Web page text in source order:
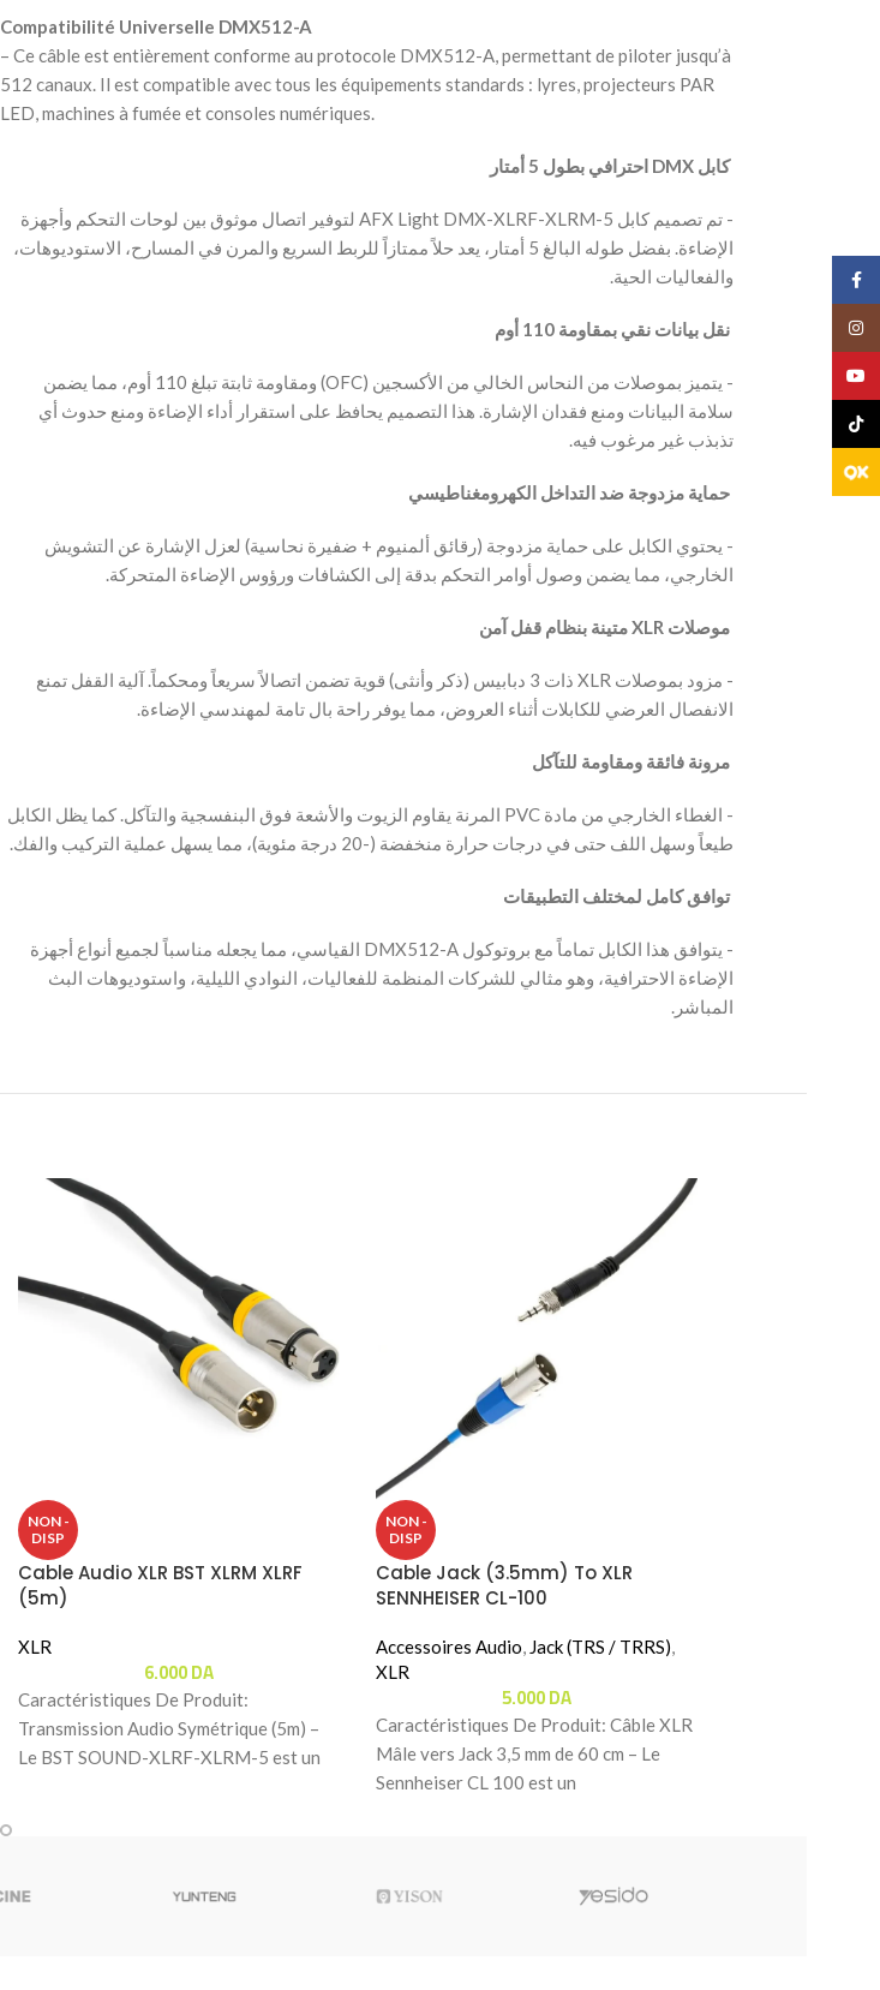
Compatibilité Universelle DMX512-A
– Ce câble est entièrement conforme au protocole DMX512-A, permettant de piloter jusqu’à
512 canaux. Il est compatible avec tous les équipements standards : lyres, projecteurs PAR
LED, machines à fumée et consoles numériques.
‫ كابل DMX احترافي بطول 5 أمتار
‫- تم تصميم كابل AFX Light DMX-XLRF-XLRM-5 لتوفير اتصال موثوق بين لوحات التحكم وأجهزة
الإضاءة. بفضل طوله البالغ 5 أمتار، يعد حلاً ممتازاً للربط السريع والمرن في المسارح، الاستوديوهات،
والفعاليات الحية.
‫ نقل بيانات نقي بمقاومة 110 أوم
‫- يتميز بموصلات من النحاس الخالي من الأكسجين (OFC) ومقاومة ثابتة تبلغ 110 أوم، مما يضمن
سلامة البيانات ومنع فقدان الإشارة. هذا التصميم يحافظ على استقرار أداء الإضاءة ومنع حدوث أي
تذبذب غير مرغوب فيه.
‫ حماية مزدوجة ضد التداخل الكهرومغناطيسي
‫- يحتوي الكابل على حماية مزدوجة (رقائق ألمنيوم + ضفيرة نحاسية) لعزل الإشارة عن التشويش
الخارجي، مما يضمن وصول أوامر التحكم بدقة إلى الكشافات ورؤوس الإضاءة المتحركة.
‫ موصلات XLR متينة بنظام قفل آمن
‫- مزود بموصلات XLR ذات 3 دبابيس (ذكر وأنثى) قوية تضمن اتصالاً سريعاً ومحكماً. آلية القفل تمنع
الانفصال العرضي للكابلات أثناء العروض، مما يوفر راحة بال تامة لمهندسي الإضاءة.
‫ مرونة فائقة ومقاومة للتآكل
‫- الغطاء الخارجي من مادة PVC المرنة يقاوم الزيوت والأشعة فوق البنفسجية والتآكل. كما يظل الكابل
طيعاً وسهل اللف حتى في درجات حرارة منخفضة (-20 درجة مئوية)، مما يسهل عملية التركيب والفك.
‫ توافق كامل لمختلف التطبيقات
‫- يتوافق هذا الكابل تماماً مع بروتوكول DMX512-A القياسي، مما يجعله مناسباً لجميع أنواع أجهزة
الإضاءة الاحترافية، وهو مثالي للشركات المنظمة للفعاليات، النوادي الليلية، واستوديوهات البث
المباشر.
NON -
DISP
Cable Audio XLR BST XLRM XLRF
(5m)
XLR
6.000DA
Caractéristiques De Produit:
Transmission Audio Symétrique (5m) –
Le BST SOUND-XLRF-XLRM-5 est un
NON -
DISP
Cable Jack (3.5mm) To XLR
SENNHEISER CL-100
Accessoires Audio, Jack (TRS / TRRS),
XLR
5.000DA
Caractéristiques De Produit: Câble XLR
Mâle vers Jack 3,5 mm de 60 cm – Le
Sennheiser CL 100 est un